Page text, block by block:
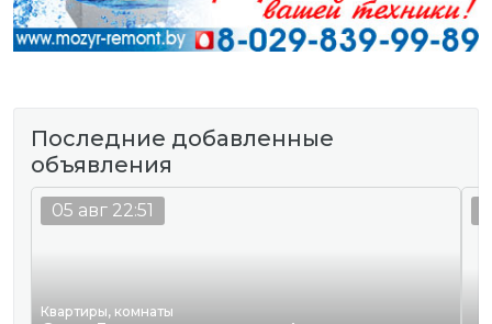
Последние добавленные
объявления
Квартиры, комнаты
05 авг 22:51